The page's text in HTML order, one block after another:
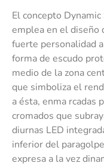
El concepto
emplea en el diseño
fuerte personalidad
forma de escudo
medio de la zona
que simboliza el
a ésta, enma rcadas
cromados que
diurnas LED
inferior del
expresa a la vez